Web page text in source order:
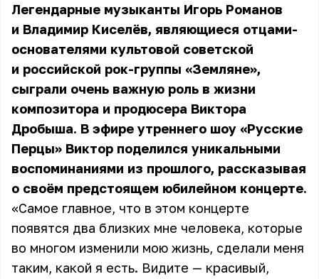
Легендарные музыканты Игорь Романов
и Владимир Киселёв, являющиеся отцами-
основателями культовой советской
и российской рок-группы «Земляне»,
сыграли очень важную роль в жизни
композитора и продюсера Виктора
Дробыша. В эфире утреннего шоу «Русские
Перцы» Виктор поделился уникальными
воспоминаниями из прошлого, рассказывая
о своём предстоящем юбилейном концерте.
«Самое главное, что в этом концерте
появятся два близких мне человека, которые
во многом изменили мою жизнь, сделали меня
таким, какой я есть. Видите — красивый,